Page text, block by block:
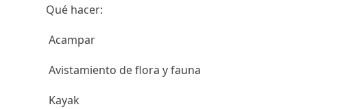
Qué hacer:
 Acampar
 Avistamiento de flora y fauna
 Kayak